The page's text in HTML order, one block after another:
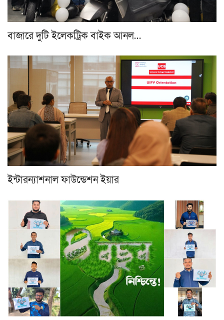
বাজারে দুটি ইলেকট্রিক বাইক আনল…
ইন্টারন্যাশনাল ফাউন্ডেশন ইয়ার